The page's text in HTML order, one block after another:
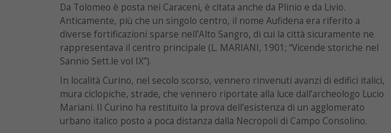
Da Tolomeo è posta nei Caraceni, è citata anche da Plinio e da Livio.
Anticamente, più che un singolo centro, il nome Aufidena era riferito a
diverse fortificazioni sparse nell’Alto Sangro, di cui la città sicuramente ne
rappresentava il centro principale (L. MARIANI, 1901; “Vicende storiche nel
Sannio Sett.le vol IX”).
In località Curino, nel secolo scorso, vennero rinvenuti avanzi di edifici italici,
mura ciclopiche, strade, che vennero riportate alla luce dall’archeologo Lucio
Mariani. Il Curino ha restituito la prova dell’esistenza di un agglomerato
urbano italico posto a poca distanza dalla Necropoli di Campo Consolino.